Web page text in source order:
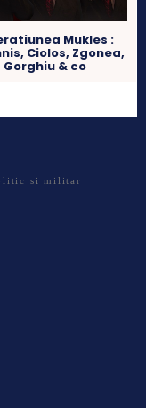
Mukles :
Ciolos, Zgonea,
Gorghiu & co
si militar